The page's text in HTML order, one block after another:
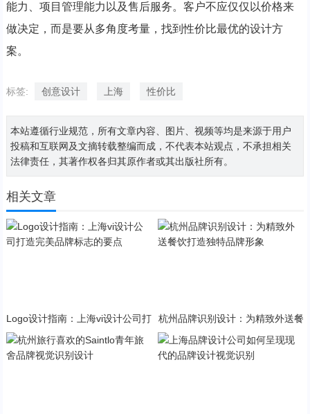
能力、项目管理能力以及售后服务。客户不应仅仅以价格来
做决定，而是要从多角度考量，找到性价比最优的设计方
案。
标签: 创意设计 上海 性价比
本站遵循行业规范，所有文章内容、图片、视频等均是来源于用户
投稿和互联网及文摘转载整编而成，不代表本站观点，不承担相关
法律责任，其著作权各归其原作者或其出版社所有。
相关文章
Logo设计指南：上海vi设计公司打
造完美品牌标志的要点
杭州品牌识别设计：为精致外送餐
饮打造独特品牌形象